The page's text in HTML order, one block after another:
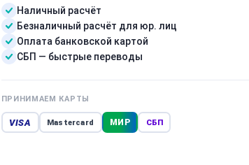
Наличный расчёт
Безналичный расчёт для юр. лиц
Оплата банковской картой
СБП — быстрые переводы
ПРИНИМАЕМ КАРТЫ
VISA Mastercard МИР СБП